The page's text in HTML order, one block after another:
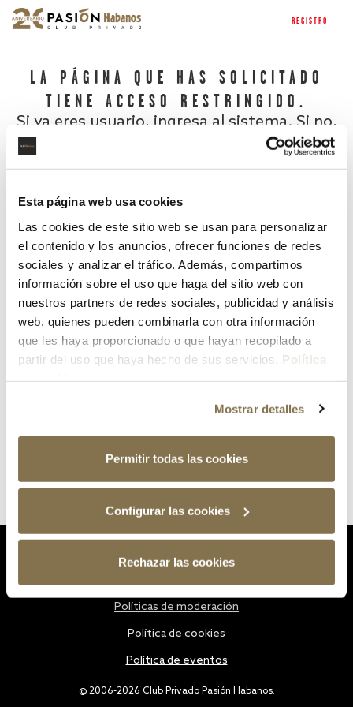
Esta página web usa cookies
Las cookies de este sitio web se usan para personalizar
el contenido y los anuncios, ofrecer funciones de redes
sociales y analizar el tráfico. Además, compartimos
información sobre el uso que haga del sitio web con
nuestros partners de redes sociales, publicidad y análisis
web, quienes pueden combinarla con otra información
que les haya proporcionado o que hayan recopilado a
partir del uso que haya hecho de sus servicios. Política
Mostrar detalles
Permitir todas las cookies
Configurar las cookies
Rechazar las cookies
REGISTRO
LA PÁGINA QUE HAS SOLICITADO
TIENE ACCESO RESTRINGIDO.
Si ya eres usuario, ingresa al sistema. Si no,
¿Has olvidado tu contraseña?
@ 2006-2026 Club Privado Pasión Habanos.
Políticas de moderación
Política de cookies
Política de eventos